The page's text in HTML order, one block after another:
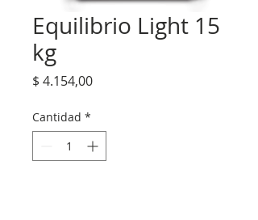
Equilibrio Light 15
kg
$ 4.154,00Precio
Cantidad *